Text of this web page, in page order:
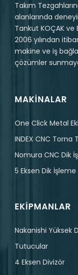
Takım
alanlarında
Tankut KOÇAK ve
2006 yılından
makine ve iş
çözümler
MAKINALAR
One Click Metal
INDEX CNC Torna
Nomura CNC Dik
5 Eksen Dik
EKIPMANLAR
Nakanishi Yüksek
Tutucular
4 Eksen Divizör